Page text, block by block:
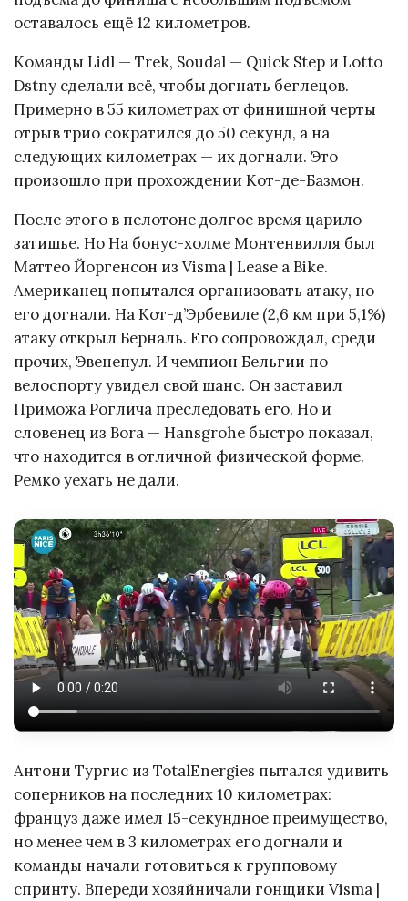
оставалось ещё 12 километров.
Команды Lidl — Trek, Soudal — Quick Step и Lotto
Dstny сделали всё, чтобы догнать беглецов.
Примерно в 55 километрах от финишной черты
отрыв трио сократился до 50 секунд, а на
следующих километрах — их догнали. Это
произошло при прохождении Кот-де-Базмон.
После этого в пелотоне долгое время царило
затишье. Но На бонус-холме Монтенвилля был
Маттео Йоргенсон из Visma | Lease a Bike.
Американец попытался организовать атаку, но
его догнали. На Кот-д’Эрбевиле (2,6 км при 5,1%)
атаку открыл Берналь. Его сопровождал, среди
прочих, Эвенепул. И чемпион Бельгии по
велоспорту увидел свой шанс. Он заставил
Приможа Роглича преследовать его. Но и
словенец из Bora — Hansgrohe быстро показал,
что находится в отличной физической форме.
Ремко уехать не дали.
Антони Тургис из TotalEnergies пытался удивить
соперников на последних 10 километрах:
француз даже имел 15-секундное преимущество,
но менее чем в 3 километрах его догнали и
команды начали готовиться к групповому
спринту. Впереди хозяйничали гонщики Visma |